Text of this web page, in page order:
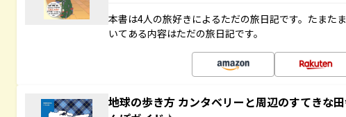
本書は4人の旅好きによるただの旅日記です。たまた
いてある内容はただの旅日記です。
地球の歩き方 カンタベリーと周辺のすてきな